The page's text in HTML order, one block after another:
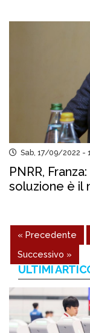
Sab, 17/09/2022 -
PNRR,
soluzione è il
« Precedente
Successivo »
ULTIMI